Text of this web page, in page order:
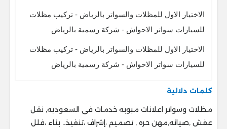
الاختيار الاول للمظلات والسواتر بالرياض - تركيب مظلات
للسيارات سواتر الاحواش - شركة رسمية بالرياض
الاختيار الاول للمظلات والسواتر بالرياض - تركيب مظلات
للسيارات سواتر الاحواش - شركة رسمية بالرياض
كلمات دلالية
مظلات وسواتر اعلانات مبوبه خدمات فى السعوديه, نقل
عفش ,صيانه,مهن حره , تصميم ،إشراف ،تنفيذ.. ‎بناء ،فلل